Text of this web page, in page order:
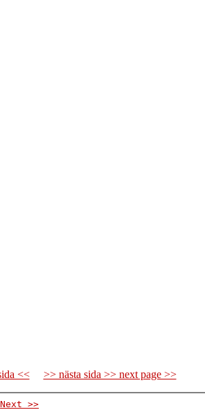
<<
>> nästa sida >> next page >>
Next >>